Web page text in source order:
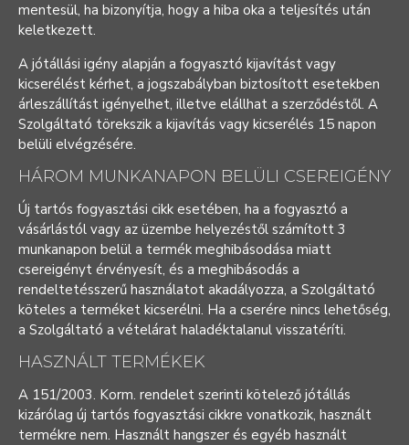
mentesül, ha bizonyítja, hogy a hiba oka a teljesítés után
keletkezett.
A jótállási igény alapján a fogyasztó kijavítást vagy
kicserélést kérhet, a jogszabályban biztosított esetekben
árleszállítást igényelhet, illetve elállhat a szerződéstől. A
Szolgáltató törekszik a kijavítás vagy kicserélés 15 napon
belüli elvégzésére.
HÁROM MUNKANAPON BELÜLI CSEREIGÉNY
Új tartós fogyasztási cikk esetében, ha a fogyasztó a
vásárlástól vagy az üzembe helyezéstől számított 3
munkanapon belül a termék meghibásodása miatt
csereigényt érvényesít, és a meghibásodás a
rendeltetésszerű használatot akadályozza, a Szolgáltató
köteles a terméket kicserélni. Ha a cserére nincs lehetőség,
a Szolgáltató a vételárat haladéktalanul visszatéríti.
HASZNÁLT TERMÉKEK
A 151/2003. Korm. rendelet szerinti kötelező jótállás
kizárólag új tartós fogyasztási cikkre vonatkozik, használt
termékre nem. Használt hangszer és egyéb használt